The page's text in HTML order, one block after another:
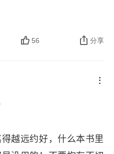
度告诉我们，永远不主
天由命，始终努力布置
我们期待的未来。
56 分享
越远约好，什么本书里